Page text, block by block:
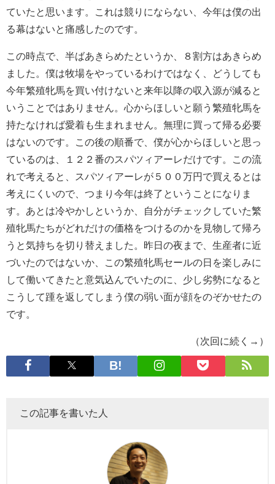
ていたと思います。これは競りにならない、今年は僕の出
る幕はないと痛感したのです。
この時点で、半ばあきらめたというか、８割方はあきらめ
ました。僕は牧場をやっているわけではなく、どうしても
今年繁殖牝馬を買い付けないと来年以降の収入源が減ると
いうことではありません。心からほしいと願う繁殖牝馬を
持たなければ愛着も生まれません。無理に買って帰る必要
はないのです。この後の順番で、僕が心からほしいと思っ
ているのは、１２２番のスパツィアーレだけです。この流
れで考えると、スパツィアーレが５００万円で買えるとは
考えにくいので、つまり今年は終了ということになりま
す。あとは冷やかしというか、自分がチェックしていた繁
殖牝馬たちがどれだけの価格をつけるのかを見物して帰ろ
うと気持ちを切り替えました。昨日の夜まで、生産者に近
づいたのではないか、この繁殖牝馬セールの日を楽しみに
して働いてきたと意気込んでいたのに、少し劣勢になると
こうして踵を返してしまう僕の弱い面が顔をのぞかせたの
です。
（次回に続く→）
この記事を書いた人